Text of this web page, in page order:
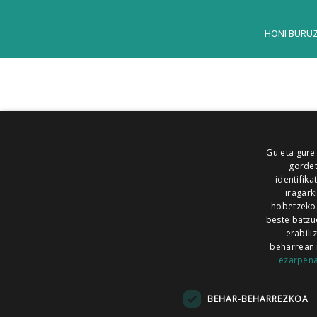
HONI BURUZ
ALEA
MAILOPE NOAUA
Gu eta
hobetzeko.
beste
beharrean
BEHAR-BEHARREZKOA